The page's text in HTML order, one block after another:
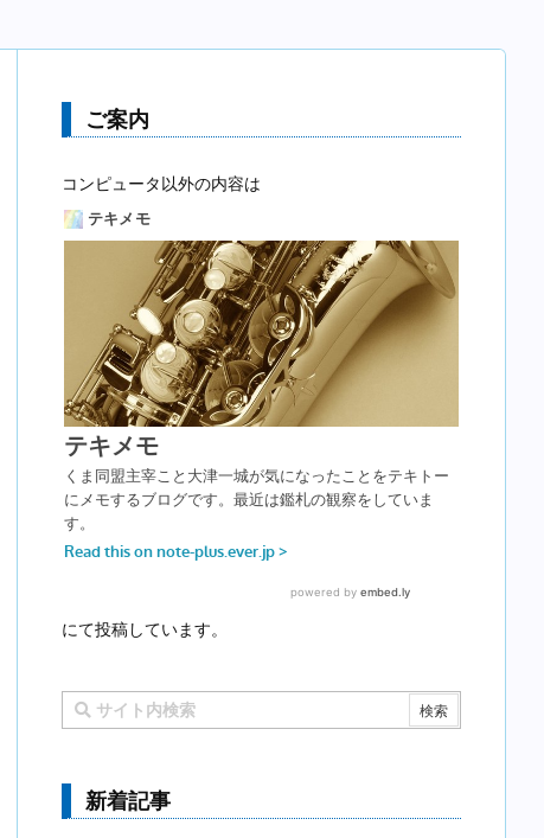
ご案内
コンピュータ以外の内容は
にて投稿しています。
新着記事